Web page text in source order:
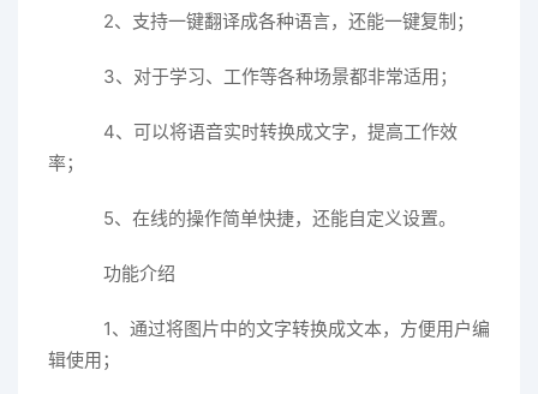
2、支持一键翻译成各种语言，还能一键复制；
3、对于学习、工作等各种场景都非常适用；
4、可以将语音实时转换成文字，提高工作效
率；
5、在线的操作简单快捷，还能自定义设置。
功能介绍
1、通过将图片中的文字转换成文本，方便用户编
辑使用；